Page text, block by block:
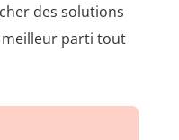
des solutions
parti tout